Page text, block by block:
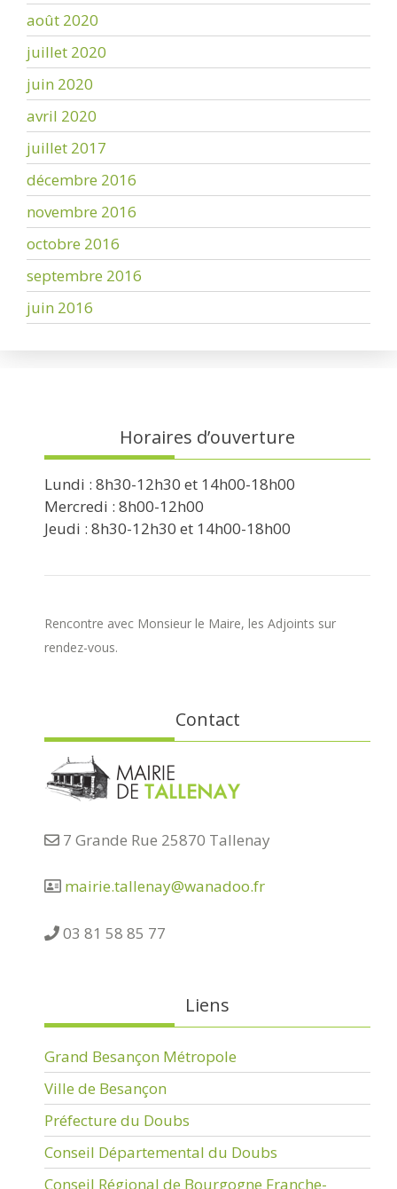
août 2020
juillet 2020
juin 2020
avril 2020
juillet 2017
décembre 2016
novembre 2016
octobre 2016
septembre 2016
juin 2016
Horaires d’ouverture
Lundi : 8h30-12h30 et 14h00-18h00
Mercredi : 8h00-12h00
Jeudi : 8h30-12h30 et 14h00-18h00
Rencontre avec Monsieur le Maire, les Adjoints sur
rendez-vous.
Contact
7 Grande Rue 25870 Tallenay
mairie.tallenay@wanadoo.fr
03 81 58 85 77
Liens
Grand Besançon Métropole
Ville de Besançon
Préfecture du Doubs
Conseil Départemental du Doubs
Conseil Régional de Bourgogne Franche-